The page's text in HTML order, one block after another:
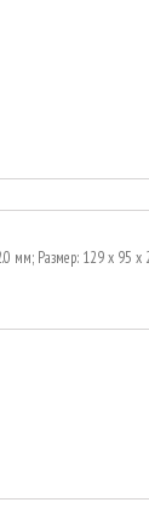
мм; Размер: 129 х 95